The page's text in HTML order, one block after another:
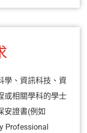
學、資訊科技、資
或相關學科的學士
安證書(例如
Professional